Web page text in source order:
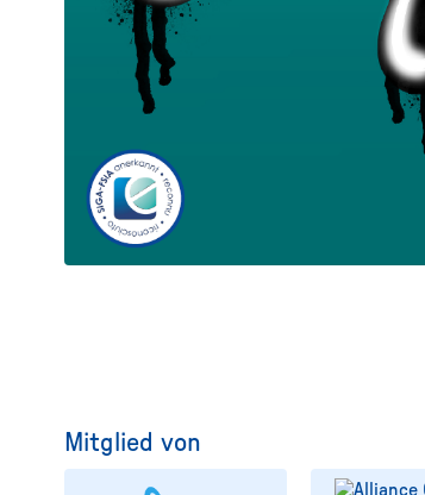
Mitglied von